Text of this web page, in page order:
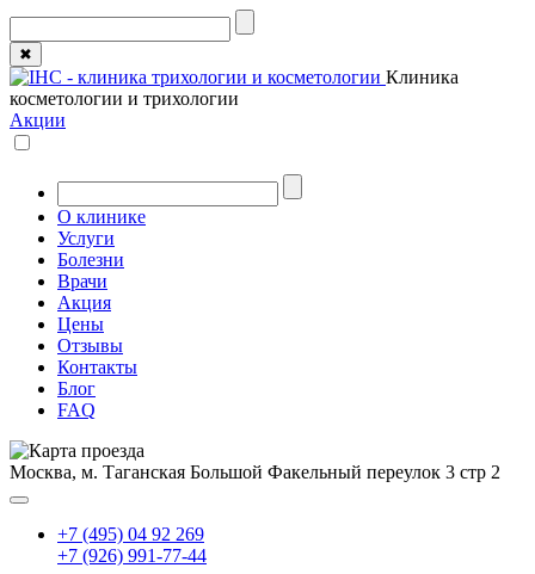
✖
Клиника
косметологии и трихологии
Акции
О клинике
Услуги
Болезни
Врачи
Акция
Цены
Отзывы
Контакты
Блог
FAQ
Москва, м. Таганская Большой Факельный переулок 3 стр 2
+7 (495) 04 92 269
+7 (926) 991-77-44